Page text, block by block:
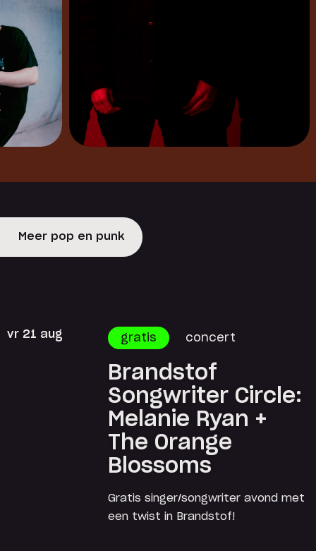
Meer pop en punk
vr 21 aug gratis concert
Brandstof
Songwriter Circle:
Melanie Ryan +
The Orange
Blossoms
Gratis singer/songwriter avond met
een twist in Brandstof!